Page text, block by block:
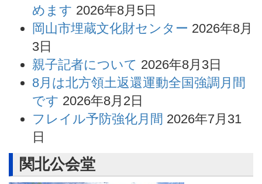
めます 2026年8月5日
岡山市埋蔵文化財センター 2026年8月
3日
親子記者について 2026年8月3日
8月は北方領土返還運動全国強調月間
です 2026年8月2日
フレイル予防強化月間 2026年7月31
日
関北公会堂